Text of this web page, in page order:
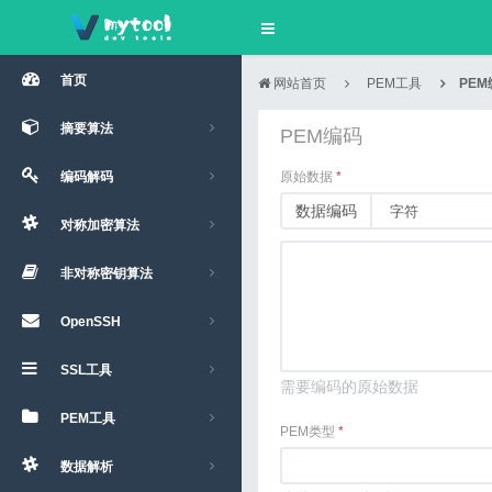
首页
摘要算法
编码解码
对称加密算法
非对称密钥算法
OpenSSH
SSL工具
PEM工具
数据解析
网站首页 PEM工具 PEM
PEM编码
原始数据 *
数据编码
需要编码的原始数据
PEM类型 *